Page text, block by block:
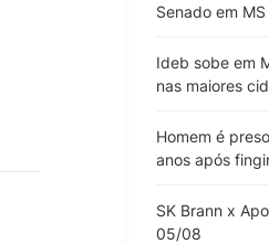
Senado em MS
Ideb sobe em
nas maiores
Homem é
anos após
SK Brann x
05/08